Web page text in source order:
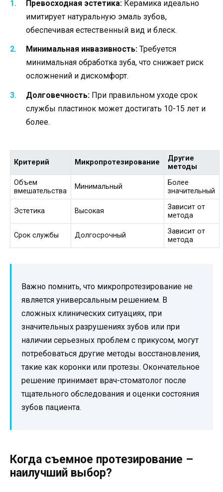
Превосходная эстетика: Керамика идеально
имитирует натуральную эмаль зубов,
обеспечивая естественный вид и блеск.
Минимальная инвазивность: Требуется
минимальная обработка зуба, что снижает риск
осложнений и дискомфорт.
Долговечность: При правильном уходе срок
службы пластинок может достигать 10-15 лет и
более.
Критерий Микропротезирование
Другие
методы
Объем
вмешательства
Минимальный
Более
значительный
Эстетика Высокая
Зависит от
метода
Срок службы Долгосрочный
Зависит от
метода
Важно помнить, что микропротезирование не
является универсальным решением. В
сложных клинических ситуациях, при
значительных разрушениях зубов или при
наличии серьезных проблем с прикусом, могут
потребоваться другие методы восстановления,
такие как коронки или протезы. Окончательное
решение принимает врач-стоматолог после
тщательного обследования и оценки состояния
зубов пациента.
Когда съемное протезирование –
наилучший выбор?